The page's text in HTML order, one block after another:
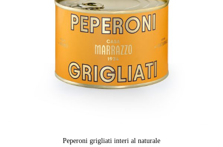
Peperoni grigliati interi al naturale